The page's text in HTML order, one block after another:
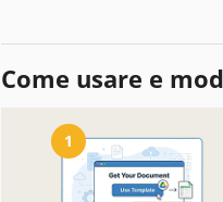
Come usare e
1